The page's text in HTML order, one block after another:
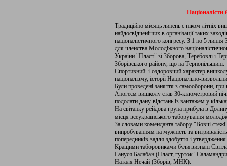
Традиційно місяць липень є піком літніх
найдосвідченіших в організації таких
націоналістичного конгресу. З 1 по 5
для членства Молодіжного
України "Пласт" зі Зборова, Теребовлі і
Зборівського району, що на Тернопільщині.
Спортивний і оздоровчий характер вишколу
націоналізму, історії Національно-
Були проведені заняття з самооборони, гри
Апогеєм вишколу став 30-кілометровий
подолати дану відстань із вантажем у
На світанку рейдова група прибула в
місця всеукраїнського таборування
За словами коменданта табору "Вовчі
випробуванням на мужність та
попередників задля здобуття і
Кращими таборовиками були визнані
Гануся Балабан (Пласт, гурток
Наталя Нечай (Зборів, МНК).